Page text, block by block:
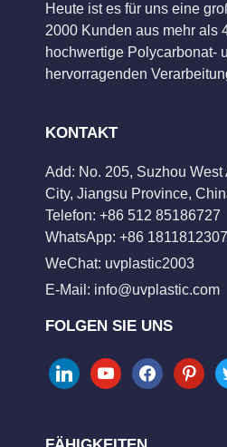
Heute ist es für uns eine
2000 Kunden aus mehr als
hochwertige Polycarbonat-
hervorragenden
KONTAKT
Add: No. 205, Suzhou West
City, Jiangsu Province,
Telefon: +86 512 85186727
WhatsApp: +86
WeChat: uvplastic2003
E-Mail: info@uvplastic.com
FOLGEN SIE UNS
linkedinyoutubefacebookpinterest